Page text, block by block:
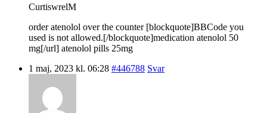
CurtiswrelM
order atenolol over the counter [blockquote]BBCode you
used is not allowed.[/blockquote]medication atenolol 50
mg[/url] atenolol pills 25mg
1 maj, 2023 kl. 06:28 #446788 Svar